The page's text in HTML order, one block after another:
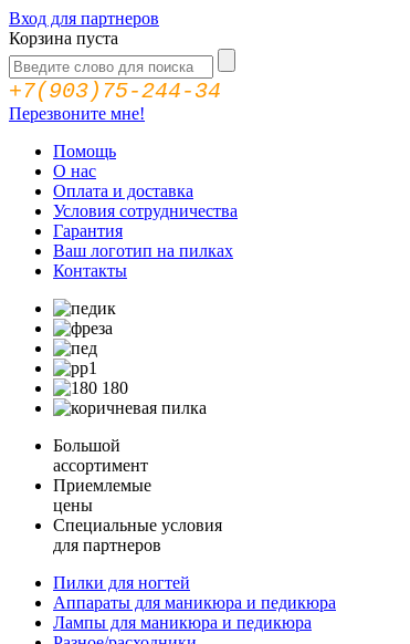
Вход для партнеров
Корзина пуста
+7(903)75-244-34
Перезвоните мне!
Помощь
О нас
Оплата и доставка
Условия сотрудничества
Гарантия
Ваш логотип на пилках
Контакты
Большой
ассортимент
Приемлемые
цены
Специальные условия
для партнеров
Пилки для ногтей
Аппараты для маникюра и педикюра
Лампы для маникюра и педикюра